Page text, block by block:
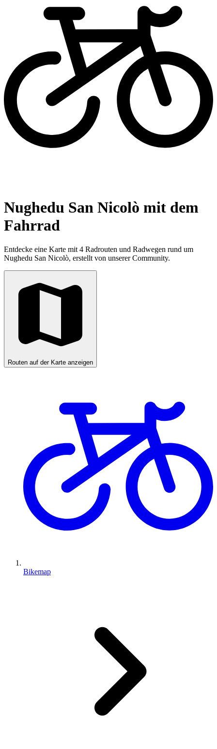
Nughedu San Nicolò mit dem
Fahrrad
Entdecke eine Karte mit 4 Radrouten und Radwegen rund um
Nughedu San Nicolò, erstellt von unserer Community.
Routen auf der Karte anzeigen
Bikemap